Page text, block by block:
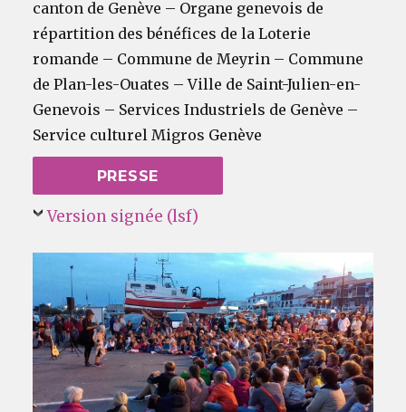
canton de Genève – Organe genevois de
répartition des bénéfices de la Loterie
romande – Commune de Meyrin – Commune
de Plan-les-Ouates – Ville de Saint-Julien-en-
Genevois – Services Industriels de Genève –
Service culturel Migros Genève
PRESSE
Version signée (lsf)